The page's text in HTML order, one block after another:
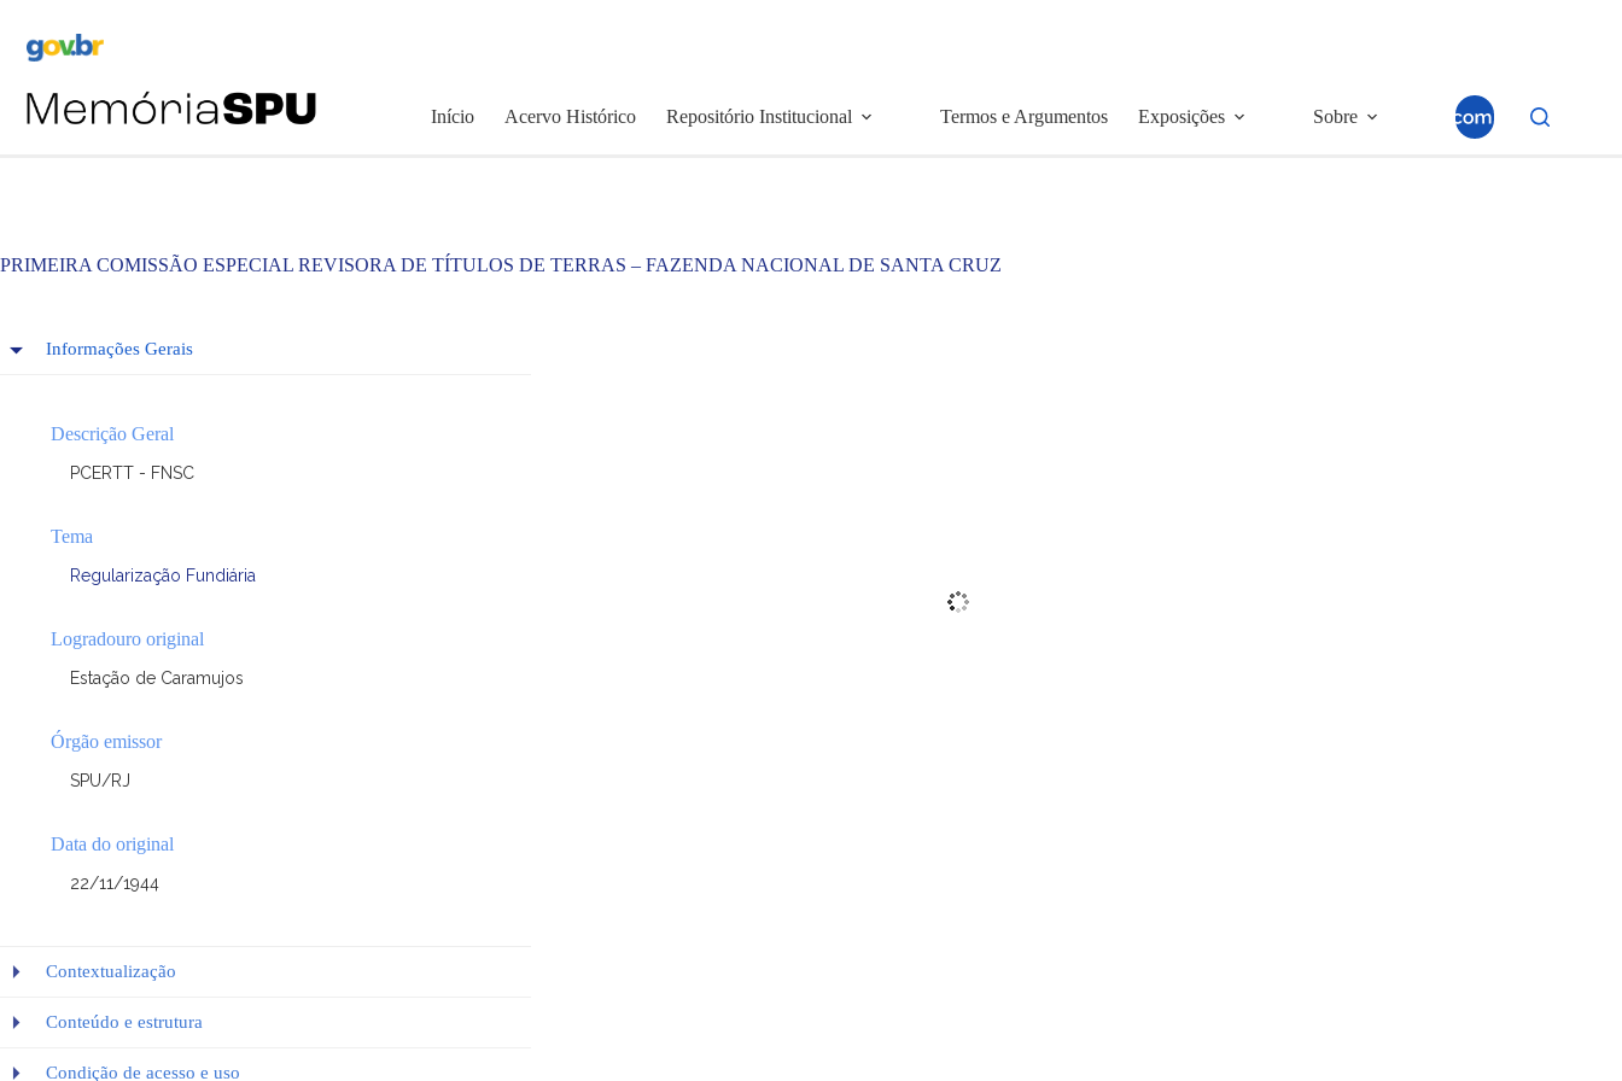
Início Acervo Histórico Repositório Institucional Termos e Argumentos Exposições Sobre
PRIMEIRA COMISSÃO ESPECIAL REVISORA DE TÍTULOS DE TERRAS – FAZENDA NACIONAL DE SANTA CRUZ
Informações Gerais
Descrição Geral
PCERTT - FNSC
Tema
Regularização Fundiária
Logradouro original
Estação de Caramujos
Órgão emissor
SPU/RJ
Data do original
22/11/1944
Contextualização
Conteúdo e estrutura
Condição de acesso e uso